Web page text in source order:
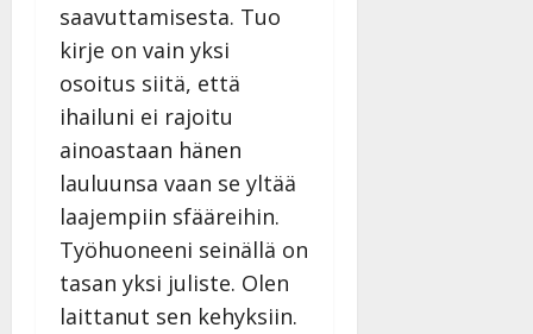
saavuttamisesta. Tuo
kirje on vain yksi
osoitus siitä, että
ihailuni ei rajoitu
ainoastaan hänen
lauluunsa vaan se yltää
laajempiin sfääreihin.
Työhuoneeni seinällä on
tasan yksi juliste. Olen
laittanut sen kehyksiin.